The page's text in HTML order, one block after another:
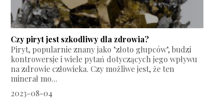
Czy piryt jest szkodliwy dla zdrowia?
Piryt, popularnie znany jako "złoto głupców", budzi
kontrowersje i wiele pytań dotyczących jego wpływu
na zdrowie człowieka. Czy możliwe jest, że ten
minerał mo...
2023-08-04